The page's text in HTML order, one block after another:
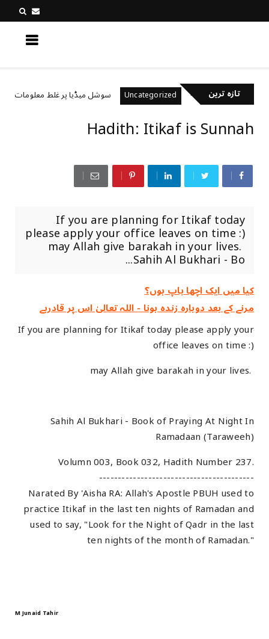
تازہ ترین
رکھتے ہیں؟ Uncategorized سوشل میڈیا پر غلط معلومات کیسے
Hadith: Itikaf is Sunnah
If you are planning for Itikaf today
please apply your office leaves on time :)
may Allah give barakah in your lives.
Sahih Al Bukhari - Bo...
کیا میں ایک اچھا باپ ہوں؟
مرنے کے بعد دوبارہ زندہ ہونا - اللہ تعالیٰ اس پر قادرہے
If you are planning for Itikaf today please apply your
office leaves on time :)
may Allah give barakah in your lives.
Sahih Al Bukhari - Book of Praying At Night In
Ramadaan (Taraweeh)
Volumn 003, Book 032, Hadith Number 237.
-----------------------------------------
Narated By 'Aisha RA: Allah's Apostle PBUH used to
practice Itikaf in the last ten nights of Ramadan and
used to say, "Look for the Night of Qadr in the last
ten nights of the month of Ramadan."
M Junaid Tahir